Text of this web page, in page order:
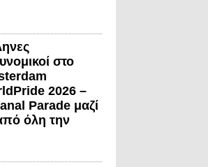
στο
2026 –
Parade μαζί
όλη την